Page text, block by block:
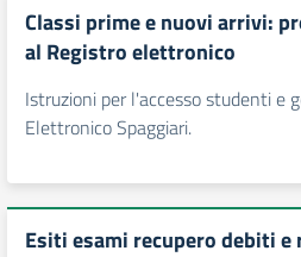
Classi prime e nuovi arrivi:
al Registro elettronico
Istruzioni per l'accesso studenti e
Elettronico Spaggiari.
Esiti esami recupero debiti